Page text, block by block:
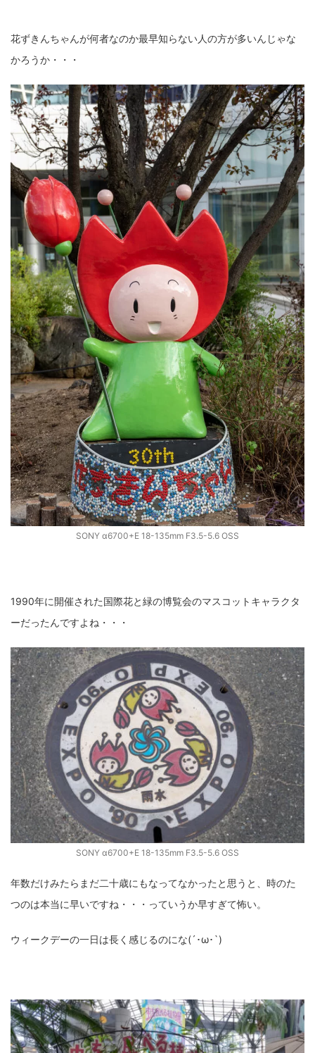
花ずきんちゃんが何者なのか最早知らない人の方が多いんじゃな
かろうか・・・
SONY α6700+E 18-135mm F3.5-5.6 OSS
1990年に開催された国際花と緑の博覧会のマスコットキャラクタ
ーだったんですよね・・・
SONY α6700+E 18-135mm F3.5-5.6 OSS
年数だけみたらまだ二十歳にもなってなかったと思うと、時のた
つのは本当に早いですね・・・っていうか早すぎて怖い。
ウィークデーの一日は長く感じるのにな(´･ω･`)